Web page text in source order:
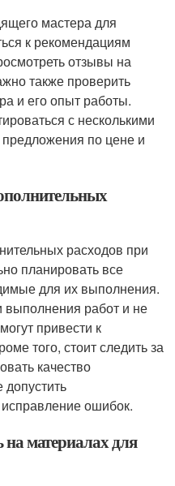
мастера для
к рекомендациям
отзывы на
также проверить
и его опыт работы.
с несколькими
по цене и
расходов при
планировать все
для их выполнения.
выполнения работ и не
привести к
того, стоит следить за
качество
ошибок.
материалах для